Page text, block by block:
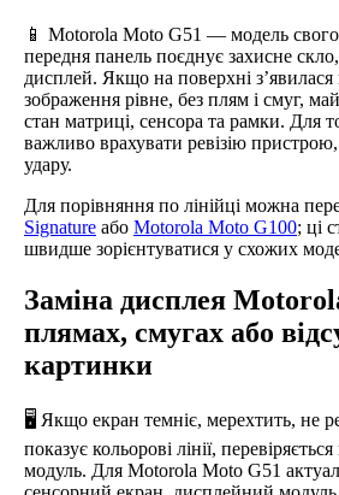
📱 Motorola Moto G51 — модель свого
передня панель поєднує захисне
дисплей. Якщо на поверхні з’явилася
зображення рівне, без плям і смуг,
стан матриці, сенсора та рамки. Для
важливо врахувати ревізію
удару.
Для порівняння по лінійці можна
Signature або Motorola Moto G100; ці
швидше зорієнтуватися у схожих
Заміна дисплея
плямах, смугах або
картинки
🖥️ Якщо екран темніє, мерехтить, не
показує кольорові лінії,
модуль. Для Motorola Moto G51